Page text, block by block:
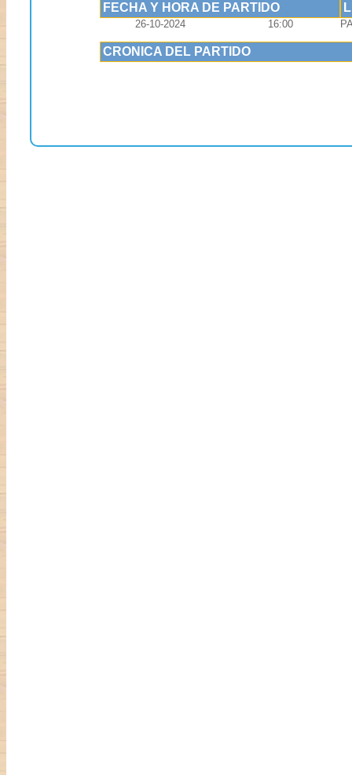
FECHA Y HORA DE PARTIDO
26-10-2024 16:00
CRONICA DEL PARTIDO